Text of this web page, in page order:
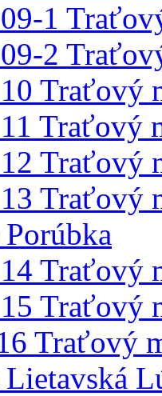
1
2
Traťový
Traťový
Traťový
Traťový
Traťový
Traťový
Traťový
Lietavská